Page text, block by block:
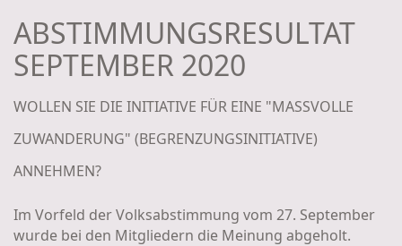
ABSTIMMUNGSRESULTAT
SEPTEMBER 2020
WOLLEN SIE DIE INITIATIVE FÜR EINE "MASSVOLLE
ZUWANDERUNG" (BEGRENZUNGSINITIATIVE)
ANNEHMEN?
Im Vorfeld der Volksabstimmung vom 27. September
wurde bei den Mitgliedern die Meinung abgeholt.